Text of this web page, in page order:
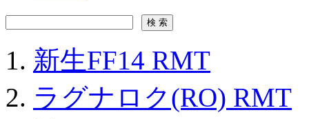
新生FF14 RMT
ラグナロク(RO) RMT